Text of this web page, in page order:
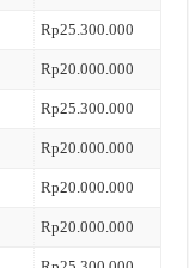
Rp25.300.000
Rp20.000.000
Rp25.300.000
Rp20.000.000
Rp20.000.000
Rp20.000.000